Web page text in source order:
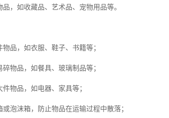
，如收藏品、艺术品、宠物用品等。
品，如衣服、鞋子、书籍等；
物品，如餐具、玻璃制品等；
物品，如电器、家具等；
泡沫箱，防止物品在运输过程中散落；